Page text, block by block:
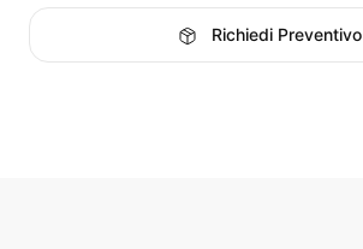
Richiedi Preventivo